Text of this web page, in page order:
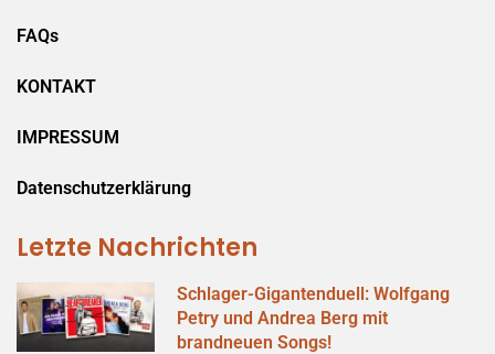
FAQs
KONTAKT
IMPRESSUM
Datenschutzerklärung
Letzte Nachrichten
Schlager-Gigantenduell: Wolfgang
Petry und Andrea Berg mit
brandneuen Songs!